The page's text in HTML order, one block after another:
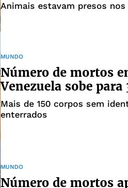
Animais estavam presos
MUNDO
Número de mortos
Venezuela sobe para
Mais de 150 corpos sem
enterrados
MUNDO
Número de mortos